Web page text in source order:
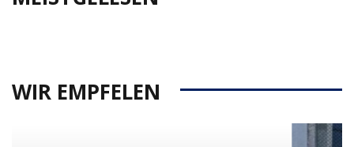
WIR EMPFELEN